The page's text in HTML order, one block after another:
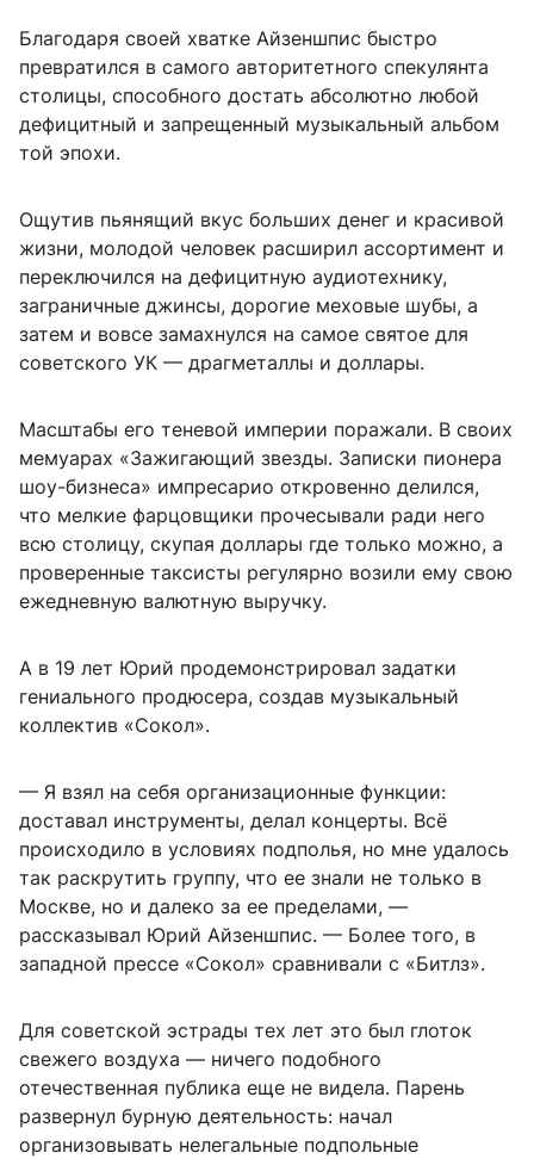
Благодаря своей хватке Айзеншпис быстро
превратился в самого авторитетного спекулянта
столицы, способного достать абсолютно любой
дефицитный и запрещенный музыкальный альбом
той эпохи.
Ощутив пьянящий вкус больших денег и красивой
жизни, молодой человек расширил ассортимент и
переключился на дефицитную аудиотехнику,
заграничные джинсы, дорогие меховые шубы, а
затем и вовсе замахнулся на самое святое для
советского УК — драгметаллы и доллары.
Масштабы его теневой империи поражали. В своих
мемуарах «Зажигающий звезды. Записки пионера
шоу-бизнеса» импресарио откровенно делился,
что мелкие фарцовщики прочесывали ради него
всю столицу, скупая доллары где только можно, а
проверенные таксисты регулярно возили ему свою
ежедневную валютную выручку.
А в 19 лет Юрий продемонстрировал задатки
гениального продюсера, создав музыкальный
коллектив «Сокол».
— Я взял на себя организационные функции:
доставал инструменты, делал концерты. Всё
происходило в условиях подполья, но мне удалось
так раскрутить группу, что ее знали не только в
Москве, но и далеко за ее пределами, —
рассказывал Юрий Айзеншпис. — Более того, в
западной прессе «Сокол» сравнивали с «Битлз».
Для советской эстрады тех лет это был глоток
свежего воздуха — ничего подобного
отечественная публика еще не видела. Парень
развернул бурную деятельность: начал
организовывать нелегальные подпольные